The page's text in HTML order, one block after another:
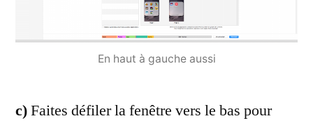
En haut à gauche aussi
c)Faites défiler la fenêtre vers le bas pour